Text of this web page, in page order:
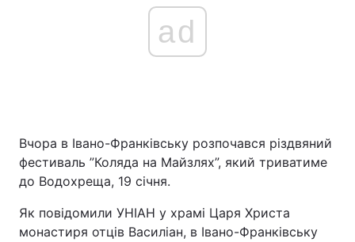
ad
Вчора в Івано-Франківську розпочався різдвяний
фестиваль ”Коляда на Майзлях”, який триватиме
до Водохреща, 19 січня.
Як повідомили УНІАН у храмі Царя Христа
монастиря отців Василіан, в Івано-Франківську